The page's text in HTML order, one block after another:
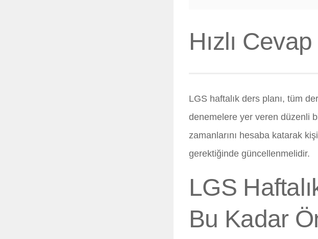
Hızlı Cevap
LGS haftalık ders planı, tüm
denemelere yer veren düzenli
zamanlarını hesaba katarak
gerektiğinde güncellenmelidir.
LGS
Bu Kadar